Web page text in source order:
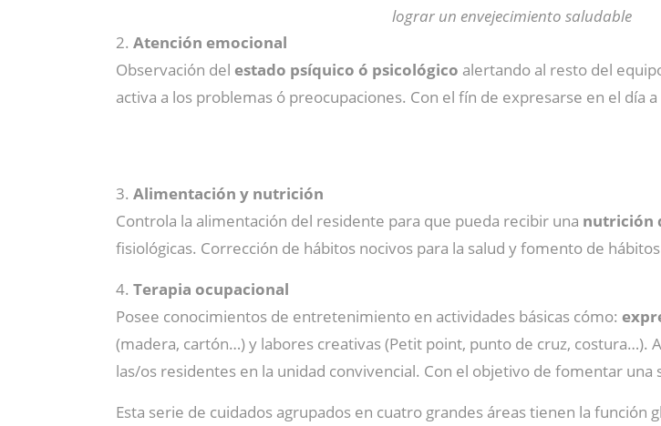
lograr un envejecimiento saludable
2. Atención emocional
Observación del estado psíquico ó psicológico alertando al resto del
activa a los problemas ó preocupaciones. Con el fín de expresarse en el día a
3. Alimentación y nutrición
Controla la alimentación del residente para que pueda recibir una nutrición
fisiológicas. Corrección de hábitos nocivos para la salud y fomento de
4. Terapia ocupacional
Posee conocimientos de entretenimiento en actividades básicas cómo:
(madera, cartón…) y labores creativas (Petit point, punto de cruz, costura…).
las/os residentes en la unidad convivencial. Con el objetivo de fomentar una
Esta serie de cuidados agrupados en cuatro grandes áreas tienen la